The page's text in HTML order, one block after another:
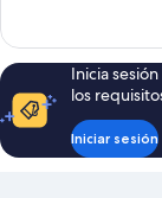
Queen
size,
para
no
fumadores
romántica,
cama
Queen
size,
para
Inicia
los
Iniciar sesión